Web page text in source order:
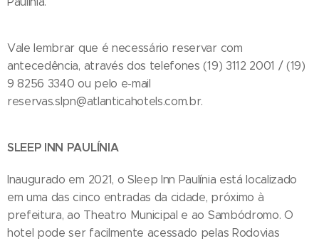
Vale lembrar que é necessário reservar com
antecedência, através dos telefones (19) 3112 2001 / (19)
9 8256 3340 ou pelo e-mail
reservas.slpn@atlanticahotels.com.br.
SLEEP INN PAULÍNIA
Inaugurado em 2021, o Sleep Inn Paulínia está localizado
em uma das cinco entradas da cidade, próximo à
prefeitura, ao Theatro Municipal e ao Sambódromo. O
hotel pode ser facilmente acessado pelas Rodovias